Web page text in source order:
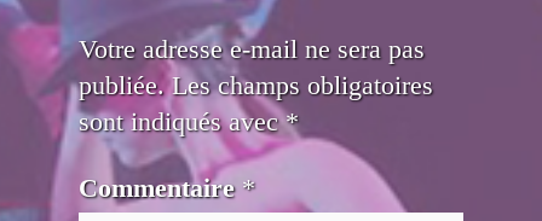
Votre adresse e-mail ne sera pas
publiée. Les champs obligatoires
sont indiqués avec*
Commentaire *